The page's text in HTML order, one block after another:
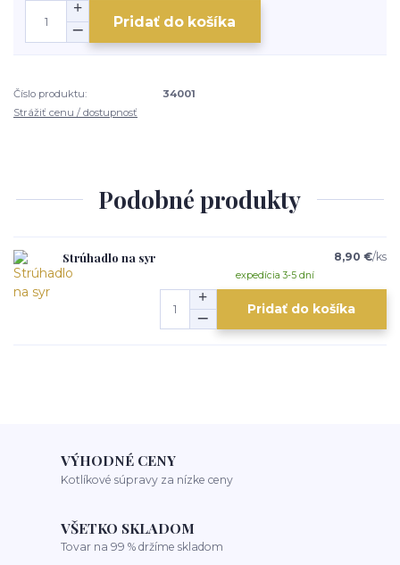
Pridať do košíka
Číslo produktu:
34001
Strážiť cenu / dostupnosť
Podobné produkty
Strúhadlo na syr 8,90 €/ks
expedícia 3-5 dní
Pridať do košíka
VÝHODNÉ CENY
Kotlíkové súpravy za nízke ceny
VŠETKO SKLADOM
Tovar na 99 % držíme skladom